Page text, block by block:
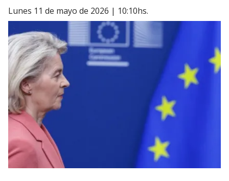
lunes 11 de mayo de 2026 | 10:10hs.